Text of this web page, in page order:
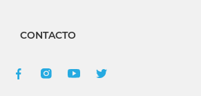
CONTACTO